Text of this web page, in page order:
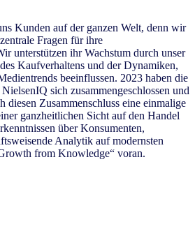
Kunden auf der ganzen Welt, denn wir
Fragen für ihre
unterstützen ihr Wachstum durch unser
Kaufverhaltens und der Dynamiken,
beeinflussen. 2023 haben die
sich zusammengeschlossen und
diesen Zusammenschluss eine einmalige
ganzheitlichen Sicht auf den Handel
über Konsumenten,
Analytik auf modernsten
from Knowledge“ voran.